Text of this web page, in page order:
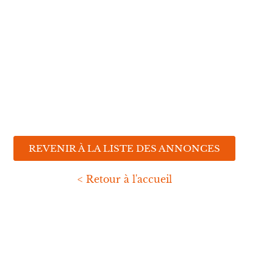
REVENIR À LA LISTE DES ANNONCES
< Retour à l'accueil